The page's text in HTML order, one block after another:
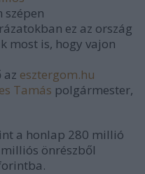
szépen
ez az ország
most is, hogy vajon
az esztergom.hu
Tamás polgármester,
a honlap 280 millió
önrészből